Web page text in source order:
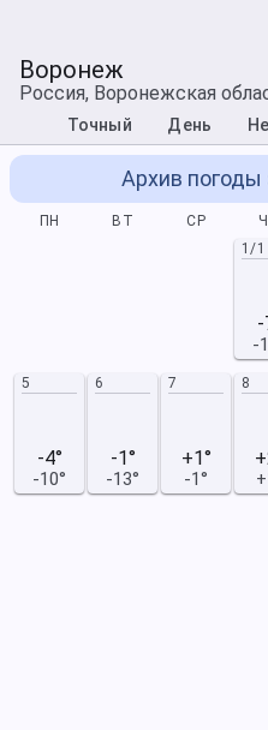
Воронеж
Россия, Воронежская
Точный День
Архив погоды
ПН ВТ СР
1/1
-
-
5
-4°
-10°
6
-1°
-13°
7
+1°
-1°
8